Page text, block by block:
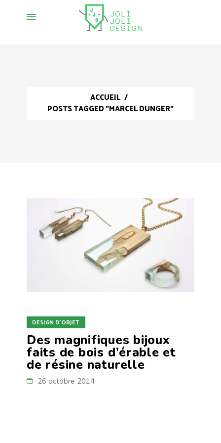
ACCUEIL /
POSTS TAGGED "MARCEL DUNGER"
DESIGN D'OBJET
Des magnifiques bijoux
faits de bois d’érable et
de résine naturelle
26 octobre 2014